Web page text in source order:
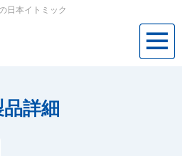
日本イトミック
品詳細